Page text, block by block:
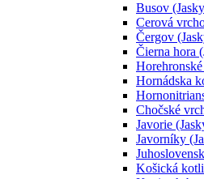
Busov
Cerová
Čergov
Čierna hora
Hornádska
Chočské
Javorie
Javorníky
Košická